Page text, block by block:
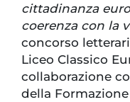
cittadinanza
coerenza con la
concorso
Liceo Classico
collaborazione
della